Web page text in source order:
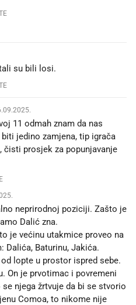
su bili losi.
11 odmah znam da nas
jedino zamjena, tip igrača
prosjek za popunjavanje
neprirodnoj poziciji. Zašto je
Dalić zna.
je većinu utakmice proveo na
Dalića, Baturinu, Jakića.
lopte u prostor ispred sebe.
On je prvotimac i povremeni
njega žrtvuje da bi se stvorio
Comoa, to nikome nije